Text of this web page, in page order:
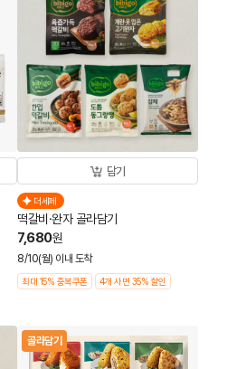
담기
더세페
떡갈비·완자 골라담기
7,680원
8/10(월) 이내 도착
최대 15% 중복쿠폰 4개 사면 35% 할인
골라담기